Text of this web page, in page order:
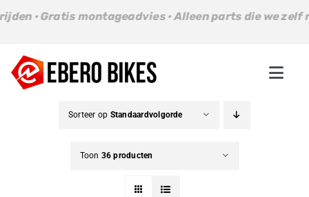
Ga
inhoud
Gratis montageadvies · Alleen parts die we zelf
Sorteer op Standaardvolgorde
Toon 36 producten